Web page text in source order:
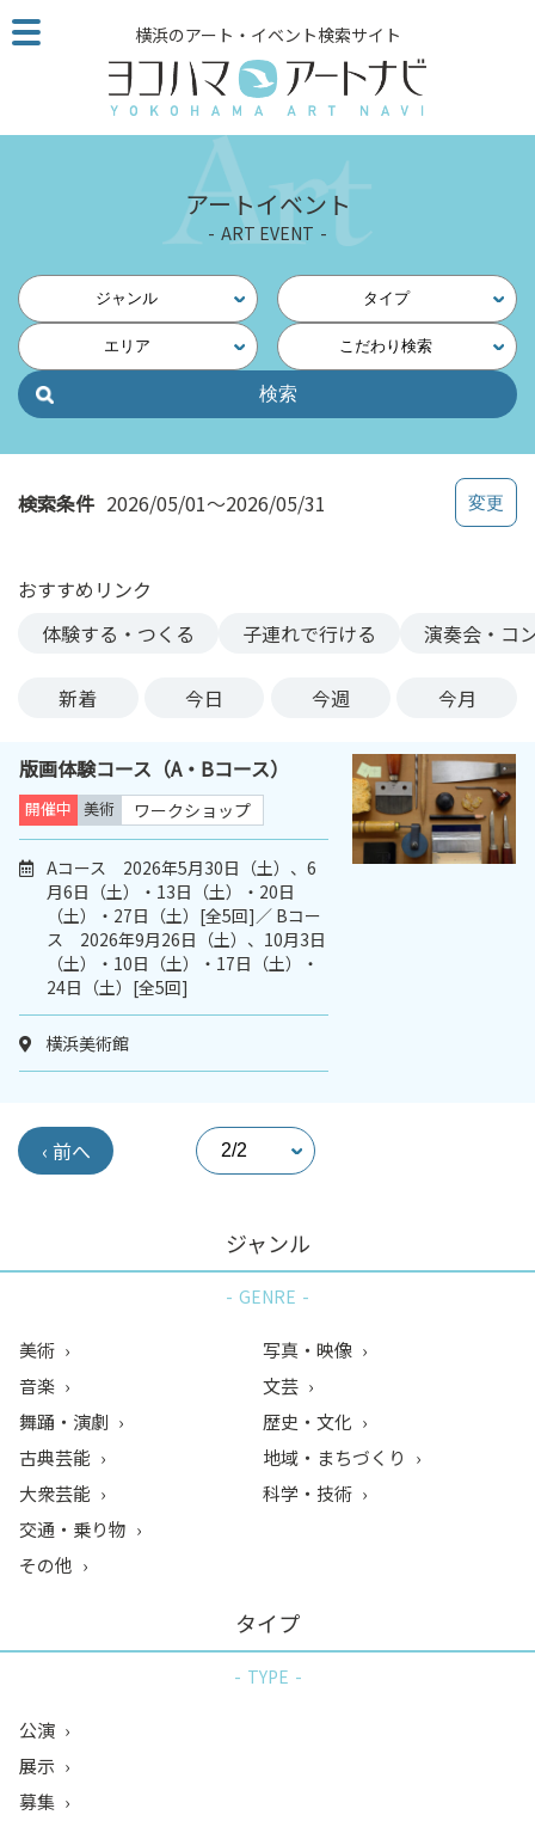
こ
の
ジ
読
他
ペ
の
横浜のアート・イベント検索サイト
アートイベント
ART EVENT
ジャンル タイプ
エリア こだわり検索
検索条件 2026/05/01～2026/05/31
おすすめリンク
体験する・つくる
子連れで行ける 演奏会・コ
新着 今日 今週 今月
版画体験コース（A・Bコース）
開催中 美術 ワークショップ
Aコース 2026年5月30日（土）、6
月6日（土）・13日（土）・20日
（土）・27日（土）[全5回]／ Bコー
ス 2026年9月26日（土）、10月3日
（土）・10日（土）・17日（土）・
24日（土）[全5回]
横浜美術館
‹ 前へ
ジャンル
GENRE
美術
音楽
舞踊・演劇
古典芸能
大衆芸能
写真・映像
文芸
歴史・文化
地域・まちづくり
科学・技術
交通・乗り物
その他
タイプ
TYPE
公演
展示
募集